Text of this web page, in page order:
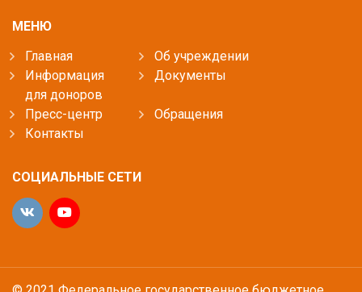
МЕНЮ
Главная
Об учреждении
Информация
для доноров
Документы
Пресс-центр
Обращения
Контакты
СОЦИАЛЬНЫЕ СЕТИ